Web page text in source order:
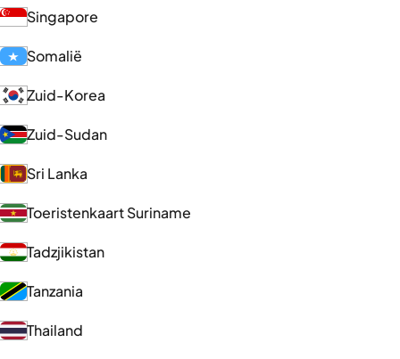
Singapore
Somalië
Zuid-Korea
Zuid-Sudan
Sri Lanka
Toeristenkaart Suriname
Tadzjikistan
Tanzania
Thailand